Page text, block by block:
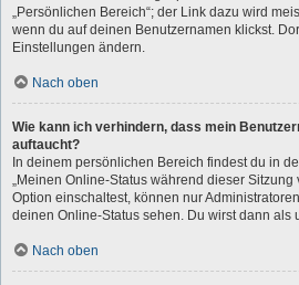
„Persönlichen Bereich“; der Link dazu wird
wenn du auf deinen Benutzernamen klickst.
Einstellungen ändern.
Nach oben
Wie kann ich verhindern, dass mein
auftaucht?
In deinem persönlichen Bereich findest du in
„Meinen Online-Status während dieser Sitzung
Option einschaltest, können nur
deinen Online-Status sehen. Du wirst dann als
Nach oben